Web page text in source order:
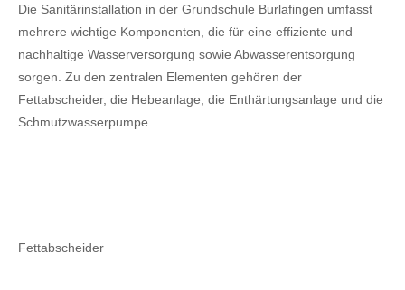
Die Sanitärinstallation in der Grundschule Burlafingen umfasst
mehrere wichtige Komponenten, die für eine effiziente und
nachhaltige Wasserversorgung sowie Abwasserentsorgung
sorgen. Zu den zentralen Elementen gehören der
Fettabscheider, die Hebeanlage, die Enthärtungsanlage und die
Schmutzwasserpumpe.
Fettabscheider